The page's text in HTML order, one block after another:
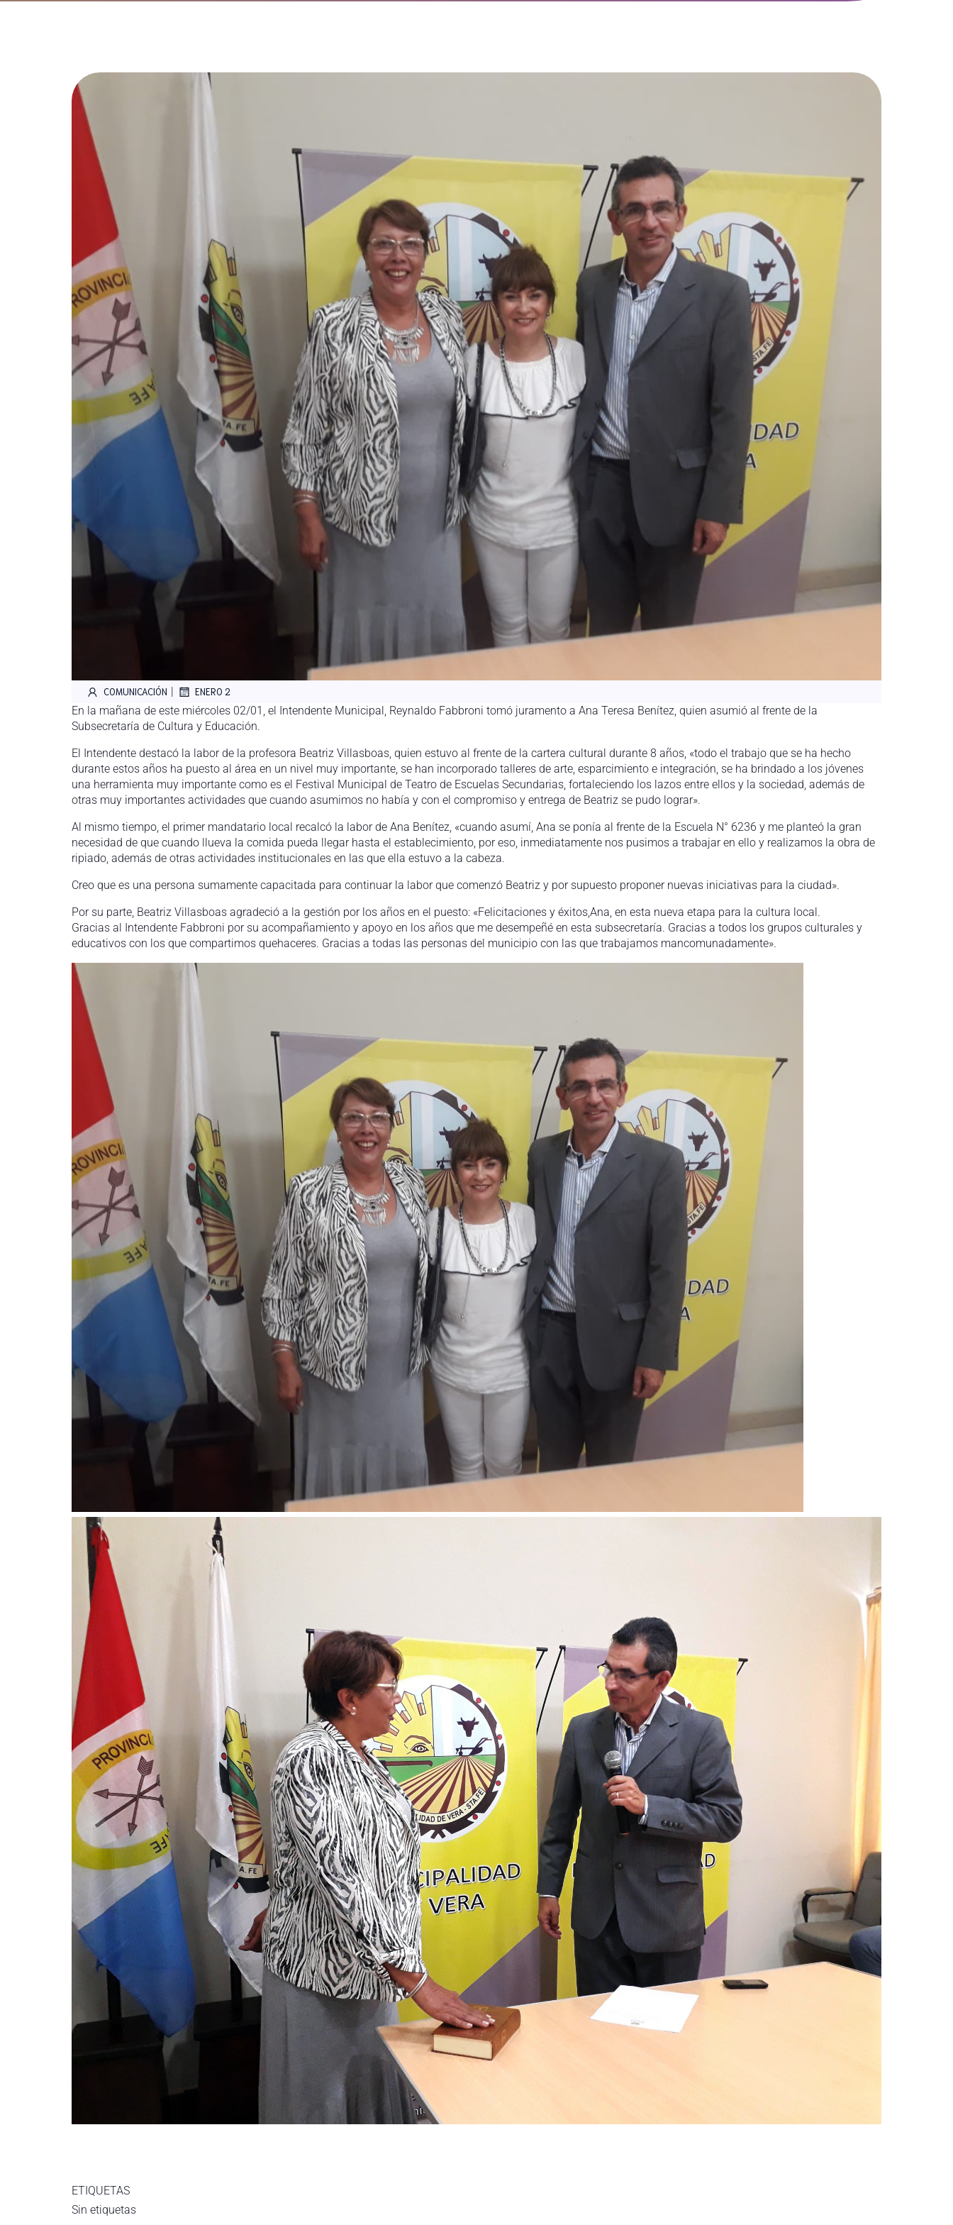
COMUNICACIÓN | ENERO 2
En la mañana de este miércoles 02/01, el Intendente Municipal, Reynaldo Fabbroni tomó juramento a Ana Teresa Benítez, quien asumió al frente de la
Subsecretaría de Cultura y Educación.
El Intendente destacó la labor de la profesora Beatriz Villasboas, quien estuvo al frente de la cartera cultural durante 8 años, «todo el trabajo que se ha hecho
durante estos años ha puesto al área en un nivel muy importante, se han incorporado talleres de arte, esparcimiento e integración, se ha brindado a los jóvenes
una herramienta muy importante como es el Festival Municipal de Teatro de Escuelas Secundarias, fortaleciendo los lazos entre ellos y la sociedad, además de
otras muy importantes actividades que cuando asumimos no había y con el compromiso y entrega de Beatriz se pudo lograr».
Al mismo tiempo, el primer mandatario local recalcó la labor de Ana Benítez, «cuando asumí, Ana se ponía al frente de la Escuela N° 6236 y me planteó la gran
necesidad de que cuando llueva la comida pueda llegar hasta el establecimiento, por eso, inmediatamente nos pusimos a trabajar en ello y realizamos la obra de
ripiado, además de otras actividades institucionales en las que ella estuvo a la cabeza.
Creo que es una persona sumamente capacitada para continuar la labor que comenzó Beatriz y por supuesto proponer nuevas iniciativas para la ciudad».
Por su parte, Beatriz Villasboas agradeció a la gestión por los años en el puesto: «Felicitaciones y éxitos,Ana, en esta nueva etapa para la cultura local.
Gracias al Intendente Fabbroni por su acompañamiento y apoyo en los años que me desempeñé en esta subsecretaría. Gracias a todos los grupos culturales y
educativos con los que compartimos quehaceres. Gracias a todas las personas del municipio con las que trabajamos mancomunadamente».
ETIQUETAS
Sin etiquetas